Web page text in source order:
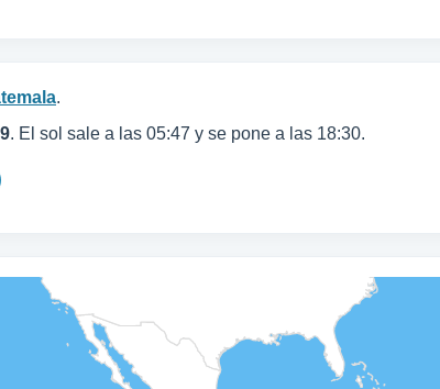
.
. El sol sale a las 05:47 y se pone a las 18:30.